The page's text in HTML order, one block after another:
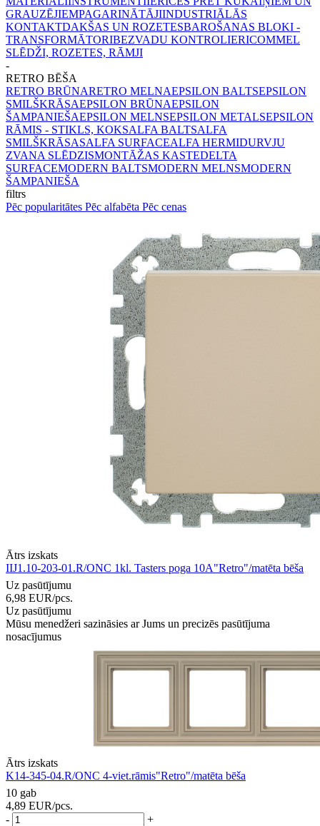
GRAUZĒJIEMPAGARINĀTĀJIINDUSTRIĀLĀS
KONTAKTDAKŠAS UN ROZETESBAROŠANAS BLOKI -
TRANSFORMĀTORIBEZVADU KONTROLIERICOMMEL
SLĒDŽI, ROZETES, RĀMJI
-
RETRO BĒŠA
RETRO BRŪNARETRO MELNAEPSILON BALTSEPSILON
SMILŠKRĀSAEPSILON BRŪNAEPSILON
ŠAMPANIEŠAEPSILON MELNSEPSILON METALSEPSILON
RĀMIS - STIKLS, KOKSALFA BALTSALFA
SMILŠKRĀSASALFA SURFACEALFA HERMIDURVJU
ZVANA SLĒDZISMONTĀŽAS KASTEDELTA
SURFACEMODERN BALTSMODERN MELNSMODERN
ŠAMPANIEŠA
filtrs
Pēc popularitātes Pēc alfabēta Pēc cenas
Ātrs izskats
IIJ1.10-203-01.R/ONC 1kl. Tasters poga 10A"Retro"/matēta bēša
Uz pasūtījumu
6,98 EUR/pcs.
Uz pasūtījumu
Mūsu menedžeri sazināsies ar Jums un precizēs pasūtījuma
nosacījumus
Ātrs izskats
K14-345-04.R/ONC 4-viet.rāmis"Retro"/matēta bēša
10 gab
4,89 EUR/pcs.
-
+